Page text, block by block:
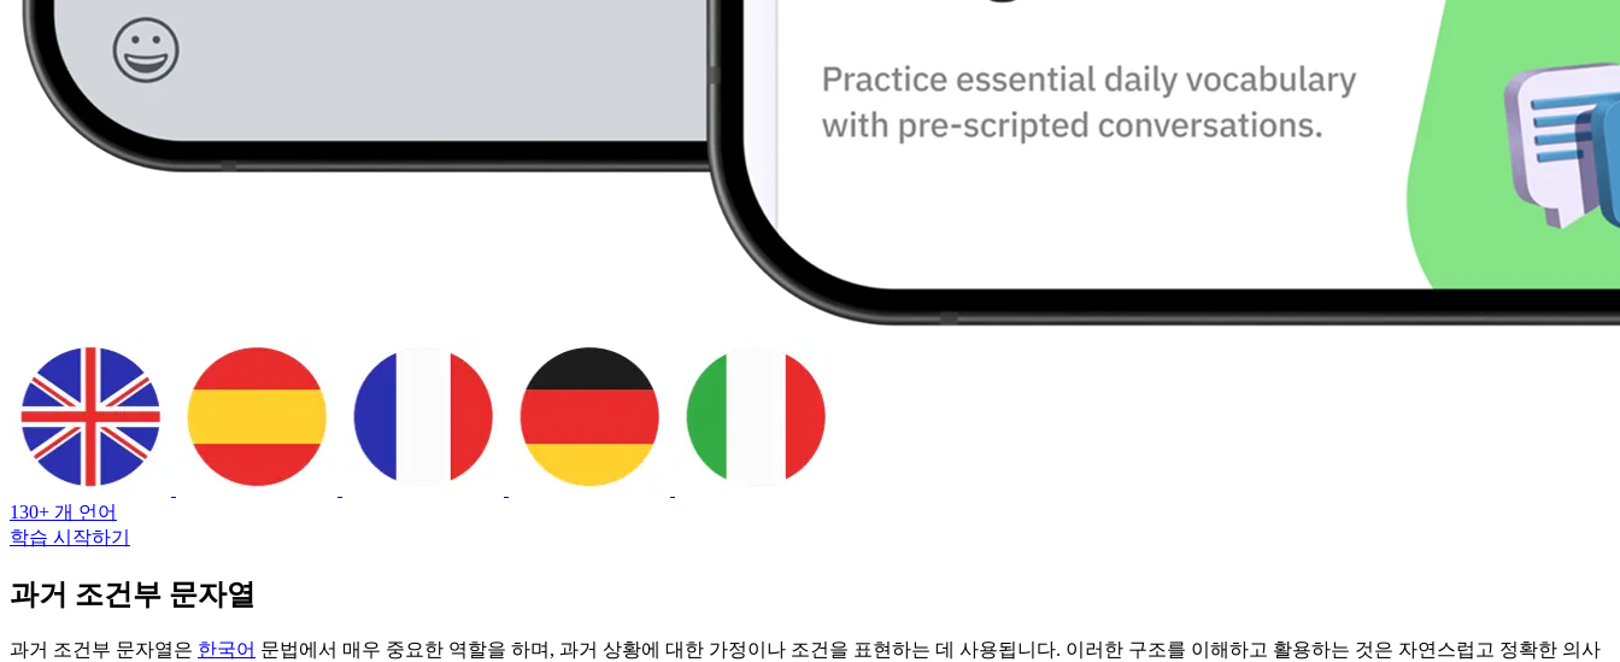
130+ 개 언어
학습 시작하기
과거 조건부 문자열
과거 조건부 문자열은 한국어 문법에서 매우 중요한 역할을 하며, 과거 상황에 대한 가정이나 조건을 표현하는 데 사용됩니다. 이러한 구조를 이해하고 활용하는 것은 자연스럽고 정확한 의사